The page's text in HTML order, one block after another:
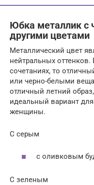
Юбка металлик с
другими цветами
Металлический цвет
нейтральных
сочетаниях, то
или черно-белыми
отличный летний
идеальный вариант
женщины.
С серым
с оливковым
С зеленым